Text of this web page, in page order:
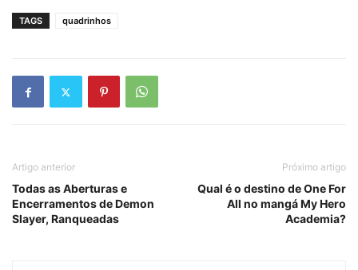
TAGS quadrinhos
Artigo anterior
Todas as Aberturas e
Encerramentos de Demon
Slayer, Ranqueadas
Próximo artigo
Qual é o destino de One For
All no mangá My Hero
Academia?